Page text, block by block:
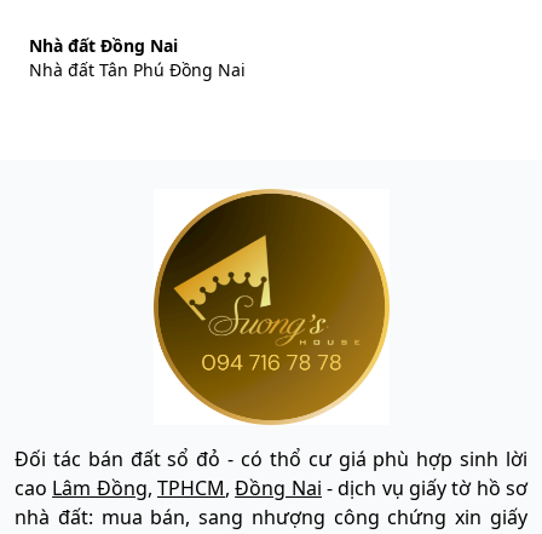
Nhà đất Đồng Nai
Nhà đất Tân Phú Đồng Nai
Đối tác bán đất sổ đỏ - có thổ cư giá phù hợp sinh lời
cao Lâm Đồng,TPHCM,Đồng Nai - dịch vụ giấy tờ hồ sơ
nhà đất: mua bán, sang nhượng công chứng xin giấy